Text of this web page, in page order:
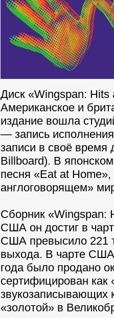
Диск «Wingspan:
Американское и
издание вошла
— запись исполнения
записи в своё время
Billboard). В
песня «Eat at Home»,
англоговорящем»
Сборник «Wingspan:
США он достиг в
США превысило 221
выхода. В чарте США
года было продано
сертифицирован
звукозаписывающих
«золотой» в